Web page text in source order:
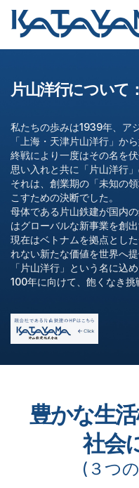
Skip
content
片山洋行について
私たちの歩みは1939年、ア
「上海・天津片山洋行」か
終戦により一度はその名を
思い入れと共に「片山洋行」
それは、創業期の「未知の
こすための決断でした。
母体である片山鉄建が国内
はグローバルな新事業を創出
現在はベトナムを拠点とし
れない新たな価値を世界へ提
「片山洋行」という名に込
100年に向けて、飽くなき挑
豊かな生
社会
(３つ